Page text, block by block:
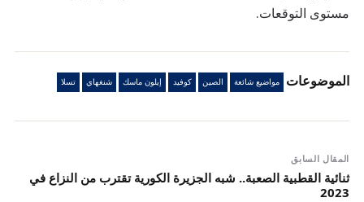
مستوى التوقعات.
الموضوعات مواضيع شائعة الصين كوفيد إيلون ماسك شنغهاي تسلا
المقال السابق
ثنائية القطبية الصعبة.. شبه الجزيرة الكورية تقترب من النزاع في
2023